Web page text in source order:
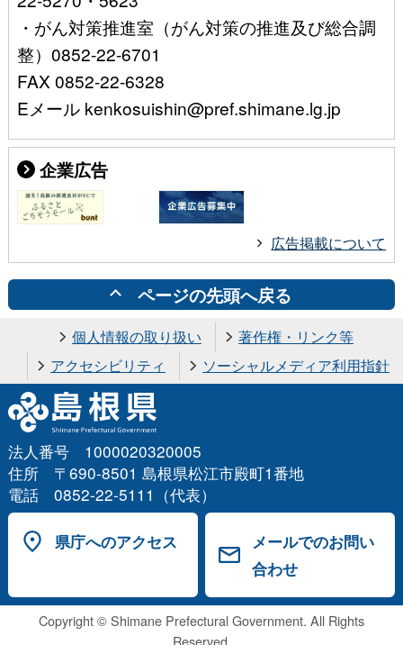
・がん対策推進室（がん対策の推進及び総合調
整）0852-22-6701
FAX 0852-22-6328
Eメール kenkosuishin@pref.shimane.lg.jp
企業広告
広告掲載について
ページの先頭へ戻る
個人情報の取り扱い
著作権・リンク等
アクセシビリティ
ソーシャルメディア利用指針
法人番号 1000020320005
住所 〒690-8501 島根県松江市殿町1番地
電話 0852-22-5111（代表）
県庁へのアクセス
メールでのお問い
合わせ
Copyright © Shimane Prefectural Government. All Rights
Reserved.